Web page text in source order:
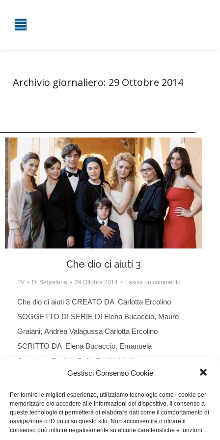
Gestisci Consenso Cookie
Per fornire le migliori esperienze, utilizziamo tecnologie come i cookie per
memorizzare e/o accedere alle informazioni del dispositivo. Il consenso a
queste tecnologie ci permetterà di elaborare dati come il comportamento di
navigazione o ID unici su questo sito. Non acconsentire o ritirare il
consenso può influire negativamente su alcune caratteristiche e funzioni.
Archivio giornaliero: 29 Ottobre 2014
Che dio ci aiuti 3
TV Di Segreteria 29 Ottobre 2014 Lascia un commento
Che dio ci aiuti 3 CREATO DA Carlotta Ercolino
SOGGETTO DI SERIE DI Elena Bucaccio, Mauro
Graiani, Andrea Valagussa Carlotta Ercolino
SCRITTO DA Elena Bucaccio, Emanuela
Canonico, Daniela Delle Foglie, Umberto
Gnoli, Sabina Marabini Al centro delle vicende resta,
Azzurra, la suora protagonista interpretata da Elena
Sofia Ricci, sempre pronta a risolvere i problemi di
tutti…